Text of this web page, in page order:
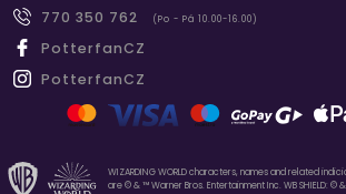
770 350 762
(Po - Pá 10.00-16.00)
PotterfanCZ
PotterfanCZ
WIZARDING WORLD characters, names and related
are © & ™ Warner Bros. Entertainment Inc. WB SHIELD: ©